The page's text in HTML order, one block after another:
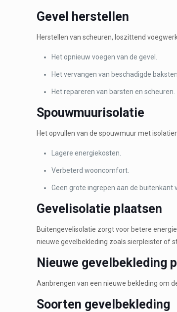
Gevel herstellen
Herstellen van scheuren, loszittend
Het opnieuw voegen van de gevel.
Het vervangen van beschadigde
Het repareren van barsten en scheuren.
Spouwmuurisolatie
Het opvullen van de spouwmuur met
Lagere energiekosten.
Verbeterd wooncomfort.
Geen grote ingrepen aan de buitenkant
Gevelisolatie plaatsen
Buitengevelisolatie zorgt voor betere
nieuwe gevelbekleding zoals sierpleister of
Nieuwe gevelbekleding
Aanbrengen van een nieuwe bekleding om
Soorten gevelbekleding